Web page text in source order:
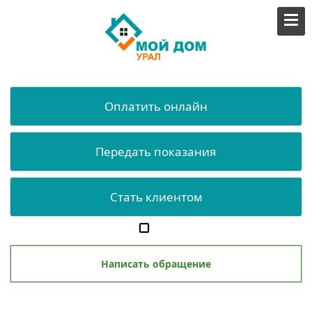
Оплатить онлайн
Передать показания
Стать клиентом
Написать обращение